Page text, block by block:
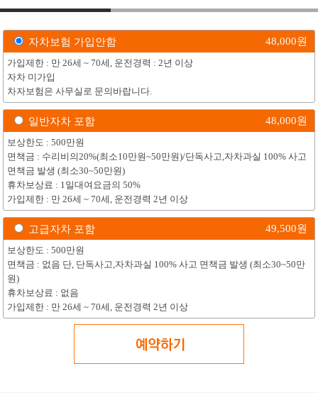
자차보험 가입안함 48,000원
가입제한 : 만 26세 ~ 70세, 운전경력 : 2년 이상
자차 미가입
차자보험은 사무실로 문의바랍니다.
일반자차 포함 48,000원
보상한도 : 500만원
면책금 : 수리비의20%(최소10만원~50만원)/단독사고,자차과실 100% 사고
면책금 발생 (최소30~50만원)
휴차보상료 : 1일대여요금의 50%
가입제한 : 만 26세 ~ 70세, 운전경력 2년 이상
고급자차 포함 49,500원
보상한도 : 500만원
면책금 : 없음 단, 단독사고,자차과실 100% 사고 면책금 발생 (최소30~50만
원)
휴차보상료 : 없음
가입제한 : 만 26세 ~ 70세, 운전경력 2년 이상